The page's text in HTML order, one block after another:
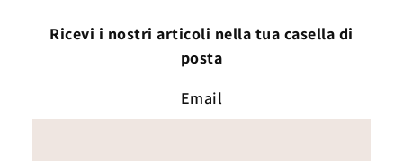
Ricevi i nostri articoli nella tua casella di
posta
Email